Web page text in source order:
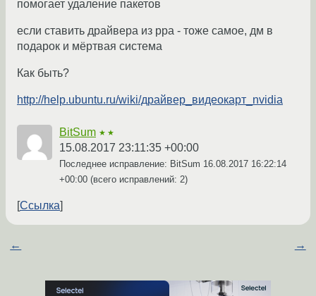
помогает удаление пакетов
если ставить драйвера из ppa - тоже самое, дм в
подарок и мёртвая система
Как быть?
http://help.ubuntu.ru/wiki/драйвер_видеокарт_nvidia
BitSum ★★
15.08.2017 23:11:35 +00:00
Последнее исправление: BitSum 16.08.2017 16:22:14
+00:00 (всего исправлений: 2)
Ссылка
← →